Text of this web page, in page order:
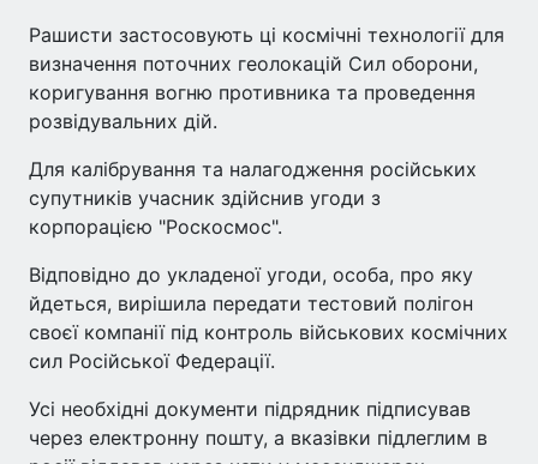
Рашисти застосовують ці космічні технології для
визначення поточних геолокацій Сил оборони,
коригування вогню противника та проведення
розвідувальних дій.
Для калібрування та налагодження російських
супутників учасник здійснив угоди з
корпорацією "Роскосмос".
Відповідно до укладеної угоди, особа, про яку
йдеться, вирішила передати тестовий полігон
своєї компанії під контроль військових космічних
сил Російської Федерації.
Усі необхідні документи підрядник підписував
через електронну пошту, а вказівки підлеглим в